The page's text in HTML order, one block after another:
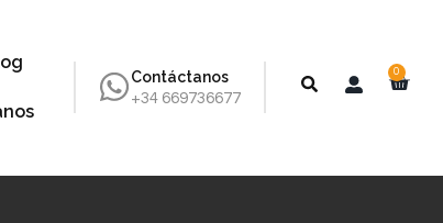
Contáctanos
+34 669736677
0